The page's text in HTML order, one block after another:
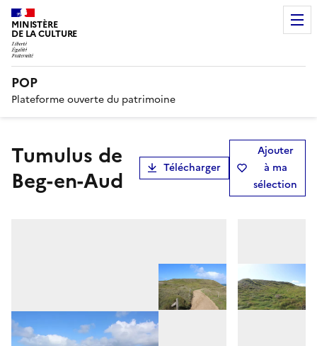
MINISTÈRE
DE LA CULTURE
POP
Plateforme ouverte du patrimoine
Tumulus de
Beg-en-Aud
Télécharger
Ajouter
à ma
sélection